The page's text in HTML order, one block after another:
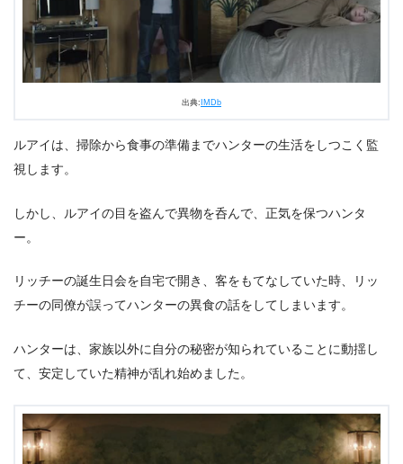
出典: IMDb
ルアイは、掃除から食事の準備までハンターの生活をしつこく監
視します。
しかし、ルアイの目を盗んで異物を呑んで、正気を保つハンタ
ー。
リッチーの誕生日会を自宅で開き、客をもてなしていた時、リッ
チーの同僚が誤ってハンターの異食の話をしてしまいます。
ハンターは、家族以外に自分の秘密が知られていることに動揺し
て、安定していた精神が乱れ始めました。